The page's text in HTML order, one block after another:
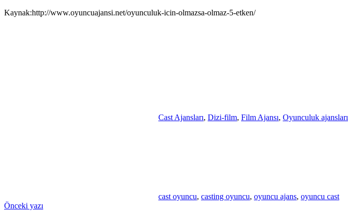
Kaynak:http://www.oyuncuajansi.net/oyunculuk-icin-olmazsa-olmaz-5-etken/
Cast Ajansları, Dizi-film, Film Ajansı, Oyunculuk ajansları
cast oyuncu, casting oyuncu, oyuncu ajans, oyuncu cast
Yazı
Önceki yazı